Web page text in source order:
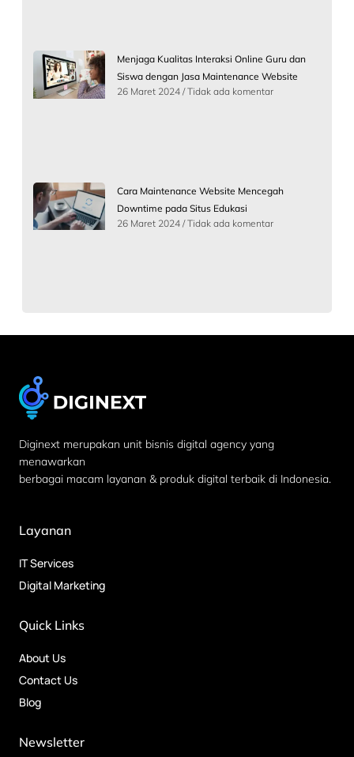
Menjaga Kualitas Interaksi Online Guru dan
Siswa dengan Jasa Maintenance Website
26 Maret 2024 Tidak ada komentar
Cara Maintenance Website Mencegah
Downtime pada Situs Edukasi
26 Maret 2024 Tidak ada komentar
Diginext merupakan unit bisnis digital agency yang
menawarkan
berbagai macam layanan & produk digital terbaik di Indonesia.
Layanan
IT Services
Digital Marketing
Quick Links
About Us
Contact Us
Blog
Newsletter